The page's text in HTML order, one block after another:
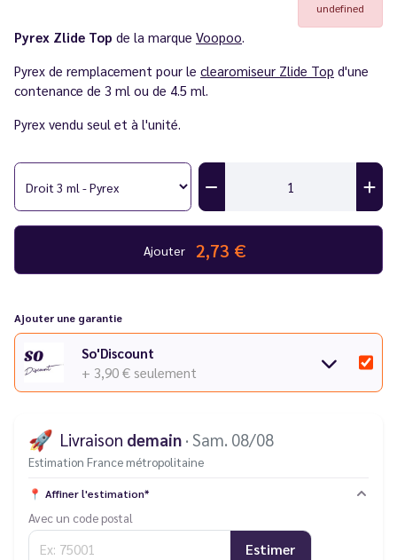
undefined
Pyrex Zlide Top de la marque Voopoo.
Pyrex de remplacement pour le clearomiseur Zlide Top d'une
contenance de 3 ml ou de 4.5 ml.
Pyrex vendu seul et à l'unité.
Ajouter 2,73 €
Ajouter une garantie
So'Discount
+ 3,90 € seulement
🚀 Livraison demain · Sam. 08/08
Estimation France métropolitaine
📍 Affiner l'estimation*
Avec un code postal
Estimer